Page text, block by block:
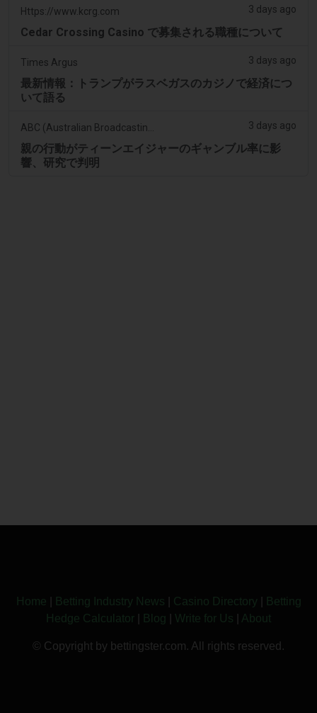
Https://www.kcrg.com 3 days ago
Cedar Crossing Casino で募集される職種について
Times Argus 3 days ago
最新情報：トランプがラスベガスのカジノで経済につ
いて語る
3 days ago
親の行動がティーンエイジャーのギャンブル率に影
響、研究で判明
Home Betting Industry News Casino Directory
Betting
Hedge Calculator
Blog Write for Us About
© Copyright by bettingster.com. All rights reserved.